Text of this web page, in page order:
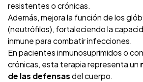
resistentes o crónicas.
Además, mejora la función de los
(neutrófilos), fortaleciendo la
inmune para combatir infecciones.
En pacientes inmunosuprimidos o
crónicas, esta terapia representa un
de las defensasdel cuerpo.